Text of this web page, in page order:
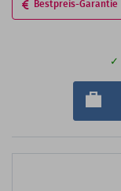
Bestpreis-Garantie